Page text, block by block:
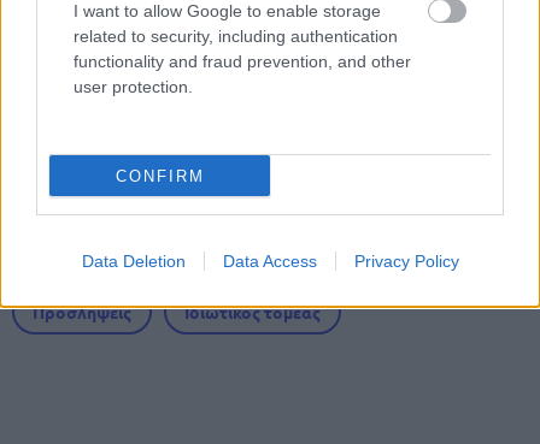
I want to allow Google to enable storage
related to security, including authentication
functionality and fraud prevention, and other
user protection.
CONFIRM
Data Deletion Data Access Privacy Policy
Εθνική Σύνταξη 2026: Στα 446,87 ευρώ
το πλήρες ποσό
Tags
Σούπερ Μάρκετ Καταστήματα Θέσεις εργασίας
Προσλήψεις Ιδιωτικός τομέας